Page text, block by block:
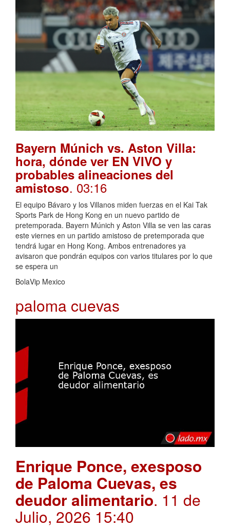
Bayern Múnich vs. Aston Villa:
hora, dónde ver EN VIVO y
probables alineaciones del
amistoso. 03:16
El equipo Bávaro y los Villanos miden fuerzas en el Kai Tak
Sports Park de Hong Kong en un nuevo partido de
pretemporada. Bayern Múnich y Aston Villa se ven las caras
este viernes en un partido amistoso de pretemporada que
tendrá lugar en Hong Kong. Ambos entrenadores ya
avisaron que pondrán equipos con varios titulares por lo que
se espera un
BolaVip Mexico
paloma cuevas
Enrique Ponce, exesposo
de Paloma Cuevas, es
deudor alimentario. 11 de
Julio, 2026 15:40